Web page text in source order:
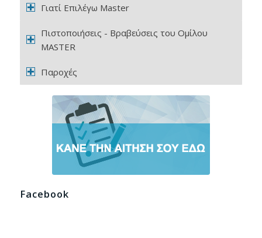
Γιατί Επιλέγω Master
Πιστοποιήσεις - Βραβεύσεις του Ομίλου
MASTER
Παροχές
Facebook